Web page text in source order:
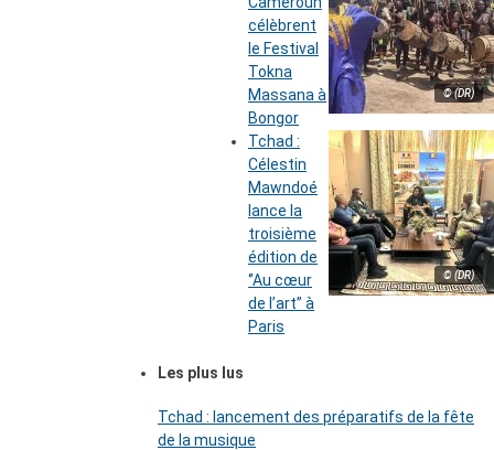
© (DR)
célèbrent
le Festival
Tokna
Massana à
Bongor
© (DR)
Tchad :
Célestin
Mawndoé
lance la
troisième
édition de
‘’Au cœur
de l’art’’ à
Paris
Les plus lus
Tchad : lancement des préparatifs de la fête
de la musique